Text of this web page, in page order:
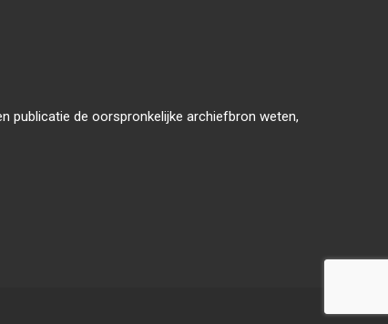
publicatie de oorspronkelijke archiefbron weten,